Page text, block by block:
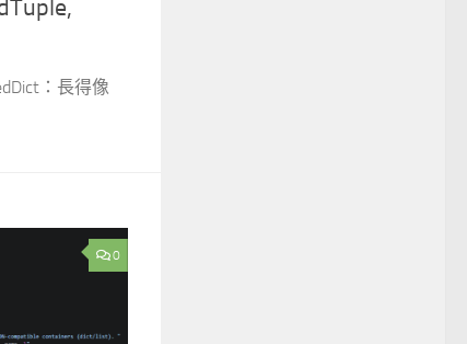
：長得像
0